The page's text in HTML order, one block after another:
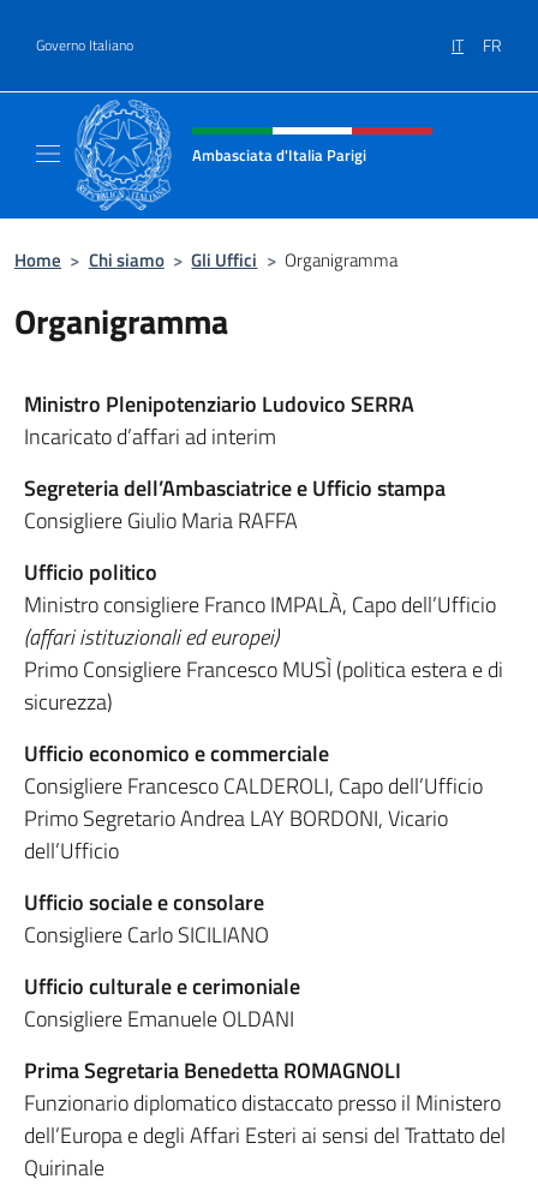
Governo Italiano IT FR
Intestazione sito, social e menù
Ambasciata d'Italia Parigi
Home > Chi siamo > Gli Uffici > Organigramma
Organigramma
Ministro Plenipotenziario Ludovico SERRA
Incaricato d’affari ad interim
Segreteria dell’Ambasciatrice e Ufficio stampa
Consigliere Giulio Maria RAFFA
Ufficio politico
Ministro consigliere Franco IMPALÀ, Capo dell’Ufficio
(affari istituzionali ed europei)
Primo Consigliere Francesco MUSÌ (politica estera e di
sicurezza)
Ufficio economico e commerciale
Consigliere Francesco CALDEROLI, Capo dell’Ufficio
Primo Segretario Andrea LAY BORDONI, Vicario
dell’Ufficio
Ufficio sociale e consolare
Consigliere Carlo SICILIANO
Ufficio culturale e cerimoniale
Consigliere Emanuele OLDANI
Prima Segretaria Benedetta ROMAGNOLI
Funzionario diplomatico distaccato presso il Ministero
dell’Europa e degli Affari Esteri ai sensi del Trattato del
Quirinale